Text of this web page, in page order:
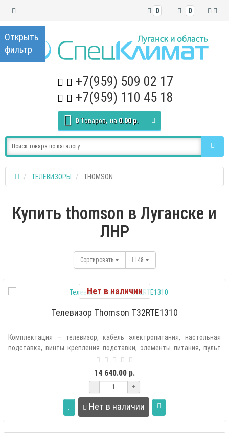
0
0
+7(959) 509 02 17
+7(959) 110 45 18
0 Tоваров, на 0.00 р.
ТЕЛЕВИЗОРЫ THOMSON
Купить thomson в Луганске и
ЛНР
Сортировать 48
Нет в наличии
Телевизор Thomson T32RTE1310
Комплектация – телевизор, кабель электропитания, настольная
подставка, винты крепления подставки, элементы питания, пульт
14 640.00 р.
- +
Нет в наличии